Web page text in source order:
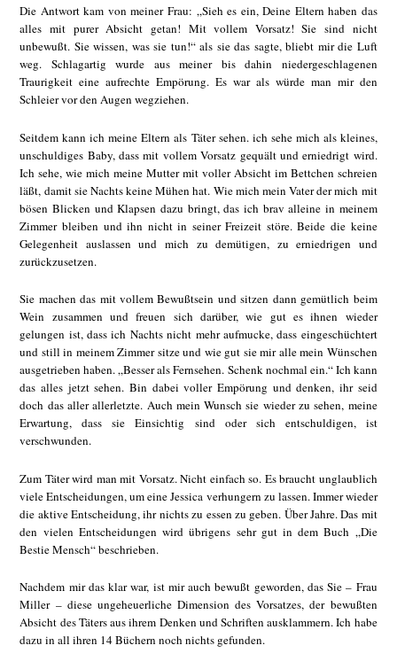
Die Antwort kam von meiner Frau: „Sieh es ein, Deine Eltern haben das
alles mit purer Absicht getan! Mit vollem Vorsatz! Sie sind nicht
unbewußt. Sie wissen, was sie tun!“ als sie das sagte, bliebt mir die Luft
weg. Schlagartig wurde aus meiner bis dahin niedergeschlagenen
Traurigkeit eine aufrechte Empörung. Es war als würde man mir den
Schleier vor den Augen wegziehen.
Seitdem kann ich meine Eltern als Täter sehen. ich sehe mich als kleines,
unschuldiges Baby, dass mit vollem Vorsatz gequält und erniedrigt wird.
Ich sehe, wie mich meine Mutter mit voller Absicht im Bettchen schreien
läßt, damit sie Nachts keine Mühen hat. Wie mich mein Vater der mich mit
bösen Blicken und Klapsen dazu bringt, das ich brav alleine in meinem
Zimmer bleiben und ihn nicht in seiner Freizeit störe. Beide die keine
Gelegenheit auslassen und mich zu demütigen, zu erniedrigen und
zurückzusetzen.
Sie machen das mit vollem Bewußtsein und sitzen dann gemütlich beim
Wein zusammen und freuen sich darüber, wie gut es ihnen wieder
gelungen ist, dass ich Nachts nicht mehr aufmucke, dass eingeschüchtert
und still in meinem Zimmer sitze und wie gut sie mir alle mein Wünschen
ausgetrieben haben. „Besser als Fernsehen. Schenk nochmal ein.“ Ich kann
das alles jetzt sehen. Bin dabei voller Empörung und denken, ihr seid
doch das aller allerletzte. Auch mein Wunsch sie wieder zu sehen, meine
Erwartung, dass sie Einsichtig sind oder sich entschuldigen, ist
verschwunden.
Zum Täter wird man mit Vorsatz. Nicht einfach so. Es braucht unglaublich
viele Entscheidungen, um eine Jessica verhungern zu lassen. Immer wieder
die aktive Entscheidung, ihr nichts zu essen zu geben. Über Jahre. Das mit
den vielen Entscheidungen wird übrigens sehr gut in dem Buch „Die
Bestie Mensch“ beschrieben.
Nachdem mir das klar war, ist mir auch bewußt geworden, das Sie – Frau
Miller – diese ungeheuerliche Dimension des Vorsatzes, der bewußten
Absicht des Täters aus ihrem Denken und Schriften ausklammern. Ich habe
dazu in all ihren 14 Büchern noch nichts gefunden.